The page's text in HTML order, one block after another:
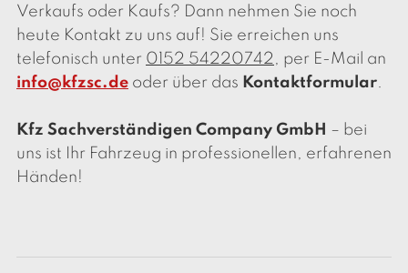
Verkaufs oder Kaufs? Dann nehmen Sie noch
heute Kontakt zu uns auf! Sie erreichen uns
telefonisch unter 0152 54220742, per E-Mail an
info@kfzsc.de oder über das Kontaktformular.
Kfz Sachverständigen Company GmbH – bei
uns ist Ihr Fahrzeug in professionellen, erfahrenen
Händen!